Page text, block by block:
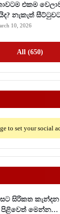
එකම
නැකැත්
10, 2026
All (650)
to set your social
සිරිකත කැන්දන
පිළිවෙත් මෙන්න…